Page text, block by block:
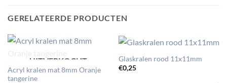
GERELATEERDE PRODUCTEN
UITVERKOCHT
Acryl kralen mat 8mm Oranje
tangerine
Glaskralen rood 11x11mm
€0,25